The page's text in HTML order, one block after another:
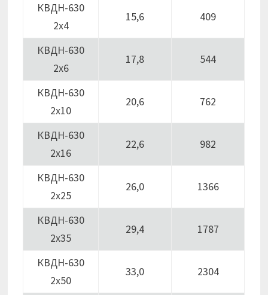
КВДН-630
2х4
15,6 409
КВДН-630
2х6
17,8 544
КВДН-630
2х10
20,6 762
КВДН-630
2х16
22,6 982
КВДН-630
2х25
26,0 1366
КВДН-630
2х35
29,4 1787
КВДН-630
2х50
33,0 2304